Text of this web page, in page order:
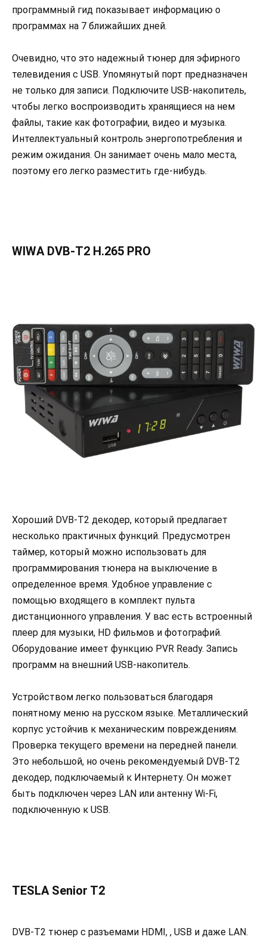
программный гид показывает информацию о
программах на 7 ближайших дней.
Очевидно, что это надежный тюнер для эфирного
телевидения с USB. Упомянутый порт предназначен
не только для записи. Подключите USB-накопитель,
чтобы легко воспроизводить хранящиеся на нем
файлы, такие как фотографии, видео и музыка.
Интеллектуальный контроль энергопотребления и
режим ожидания. Он занимает очень мало места,
поэтому его легко разместить где-нибудь.
WIWA DVB-T2 H.265 PRO
Хороший DVB-T2 декодер, который предлагает
несколько практичных функций. Предусмотрен
таймер, который можно использовать для
программирования тюнера на выключение в
определенное время. Удобное управление с
помощью входящего в комплект пульта
дистанционного управления. У вас есть встроенный
плеер для музыки, HD фильмов и фотографий.
Оборудование имеет функцию PVR Ready. Запись
программ на внешний USB-накопитель.
Устройством легко пользоваться благодаря
понятному меню на русском языке. Металлический
корпус устойчив к механическим повреждениям.
Проверка текущего времени на передней панели.
Это небольшой, но очень рекомендуемый DVB-T2
декодер, подключаемый к Интернету. Он может
быть подключен через LAN или антенну Wi-Fi,
подключенную к USB.
TESLA Senior T2
DVB-T2 тюнер с разъемами HDMI, , USB и даже LAN.